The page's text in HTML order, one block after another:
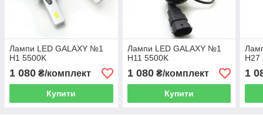
Лампи LED GALAXY №1
H1 5500K
1 080 ₴/комплект
Купити
Лампи LED GALAXY №1
H11 5500K
1 080₴/комплект
Купити
H27
1